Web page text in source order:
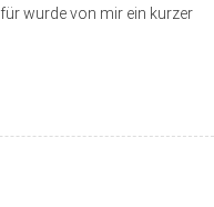
wurde von mir ein kurzer